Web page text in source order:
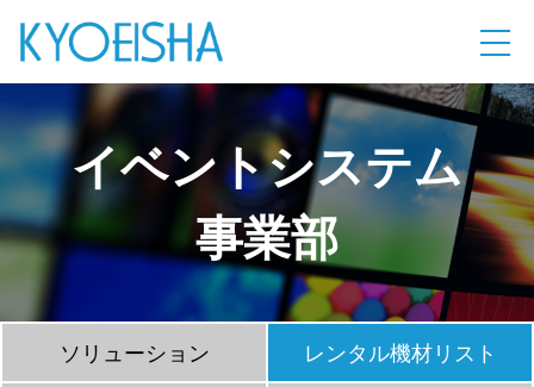
イベントシステム
事業部
ソリューション レンタル機材リスト